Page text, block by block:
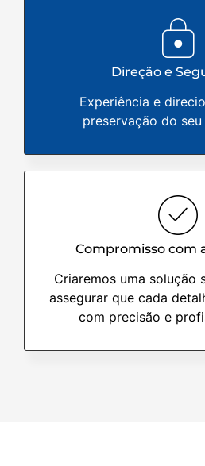
Direção e
Experiência e
preservação do
Compromisso com
Criaremos uma solução
assegurar que cada
com precisão e